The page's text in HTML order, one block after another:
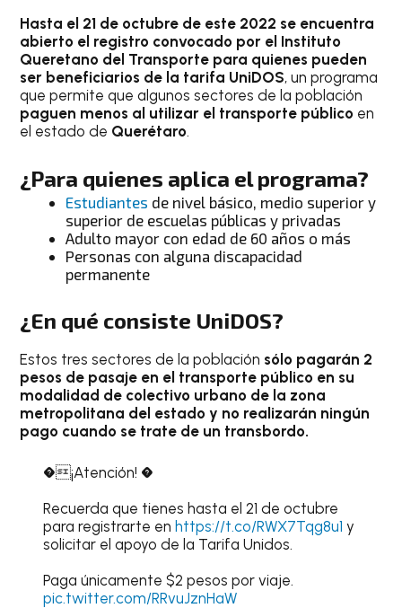
Hasta el 21 de octubre de este 2022 se encuentra
abierto el registro convocado por el Instituto
Queretano del Transporte para quienes pueden
ser beneficiarios de la tarifa UniDOS, un programa
que permite que algunos sectores de la población
paguen menos al utilizar el transporte público en
el estado de Querétaro.
¿Para quienes aplica el programa?
Estudiantes de nivel básico, medio superior y
superior de escuelas públicas y privadas
Adulto mayor con edad de 60 años o más
Personas con alguna discapacidad
permanente
¿En qué consiste UniDOS?
Estos tres sectores de la población sólo pagarán 2
pesos de pasaje en el transporte público en su
modalidad de colectivo urbano de la zona
metropolitana del estado y no realizarán ningún
pago cuando se trate de un transbordo.
�¡Atención! �
Recuerda que tienes hasta el 21 de octubre
para registrarte en https://t.co/RWX7Tqg8u1 y
solicitar el apoyo de la Tarifa Unidos.
Paga únicamente $2 pesos por viaje.
pic.twitter.com/RRvuJznHaW